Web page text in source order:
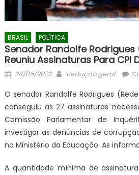
BRASIL POLÍTICA
Senador Randolfe Rodrigues
Reuniu Assinaturas Para CPI
Posted
24/06/2022 Author
Redação geral
O senador Randolfe Rodrigues
conseguiu as 27 assinaturas
Comissão Parlamentar de
investigar as denúncias de
no Ministério da Educação. As
A quantidade mínima de